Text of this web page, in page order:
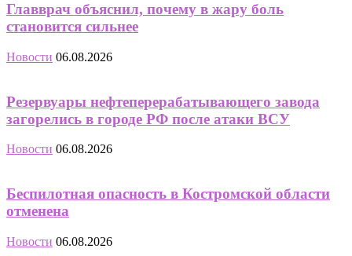
Главврач объяснил, почему в жару боль
становится сильнее
Новости 06.08.2026
Резервуары нефтеперерабатывающего завода
загорелись в городе РФ после атаки ВСУ
Новости 06.08.2026
Беспилотная опасность в Костромской области
отменена
Новости 06.08.2026